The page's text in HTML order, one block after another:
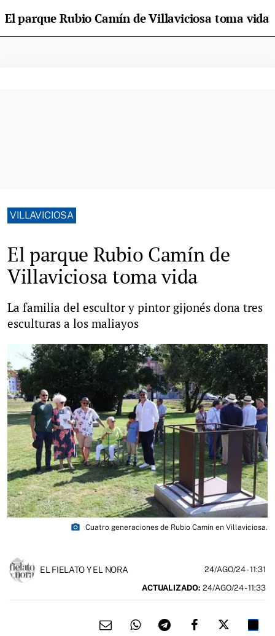
El parque Rubio Camín de Villaviciosa toma vida
VILLAVICIOSA
El parque Rubio Camín de
Villaviciosa toma vida
La familia del escultor y pintor gijonés dona tres
esculturas a los maliayos
photo_camera Cuatro generaciones de Rubio Camín en Villaviciosa.
EL FIELATO Y EL NORA 24/AGO/24- 11:31
ACTUALIZADO: 24/AGO/24 - 11:33